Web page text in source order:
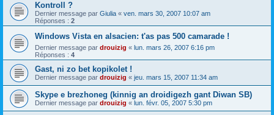
Kontroll ?
Dernier message par Giulia « ven. mars 30, 2007 10:07 am
Réponses : 2
Windows Vista en alsacien: t'as pas 500 camarade !
Dernier message par drouizig « lun. mars 26, 2007 6:16 pm
Réponses : 4
Gast, ni zo bet kopikolet !
Dernier message par drouizig « jeu. mars 15, 2007 11:34 am
Skype e brezhoneg (kinnig an droidigezh gant Diwan SB)
Dernier message par drouizig « lun. févr. 05, 2007 5:30 pm